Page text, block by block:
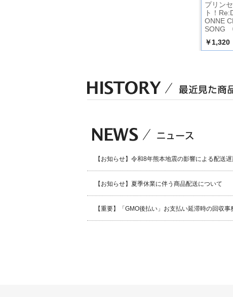
プリン
ト！
ONNE
SONG
￥1,320
【お知らせ】令和8年熊本地震の影響による配送
【お知らせ】夏季休業に伴う商品配送について
【重要】「GMO後払い」お支払い延滞時の回収